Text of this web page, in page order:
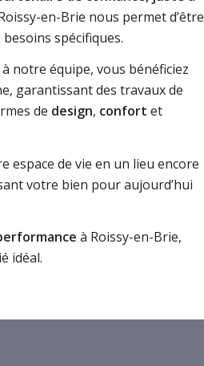
en-Brie nous permet d’être
spécifiques.
notre équipe, vous bénéficiez
garantissant des travaux de
de design, confort et
de vie en un lieu encore
votre bien pour aujourd’hui
à Roissy-en-Brie,
idéal.